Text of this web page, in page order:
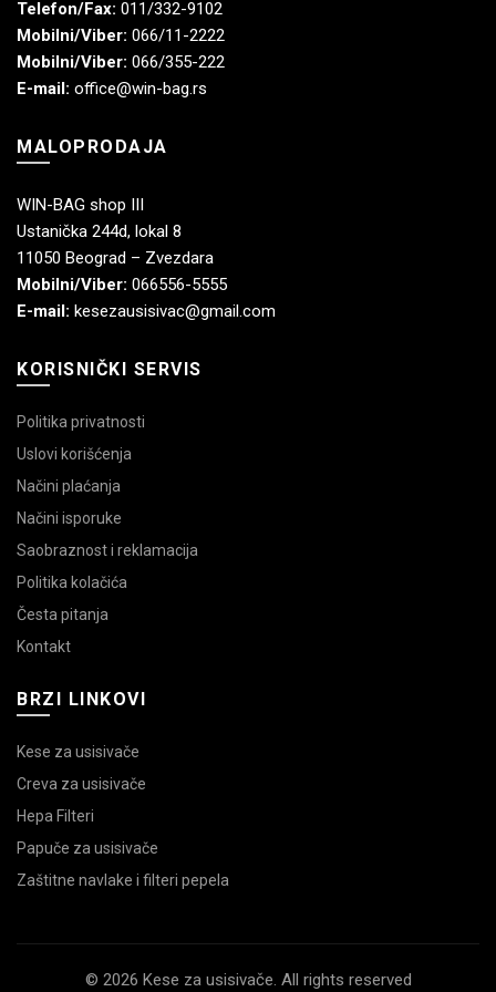
Telefon/Fax: 011/332-9102
Mobilni/Viber: 066/11-2222
Mobilni/Viber: 066/355-222
E-mail: office@win-bag.rs
MALOPRODAJA
WIN-BAG shop III
Ustanička 244d, lokal 8
11050 Beograd – Zvezdara
Mobilni/Viber: 066556-5555
E-mail: kesezausisivac@gmail.com
KORISNIČKI SERVIS
Politika privatnosti
Uslovi korišćenja
Načini plaćanja
Načini isporuke
Saobraznost i reklamacija
Politika kolačića
Česta pitanja
Kontakt
BRZI LINKOVI
Kese za usisivače
Creva za usisivače
Hepa Filteri
Papuče za usisivače
Zaštitne navlake i filteri pepela
© 2026 Kese za usisivače. All rights reserved